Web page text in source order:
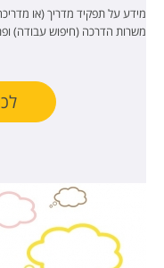
מידע על תפקיד מדריך (או
משרות הדרכה (חיפוש עבודה)